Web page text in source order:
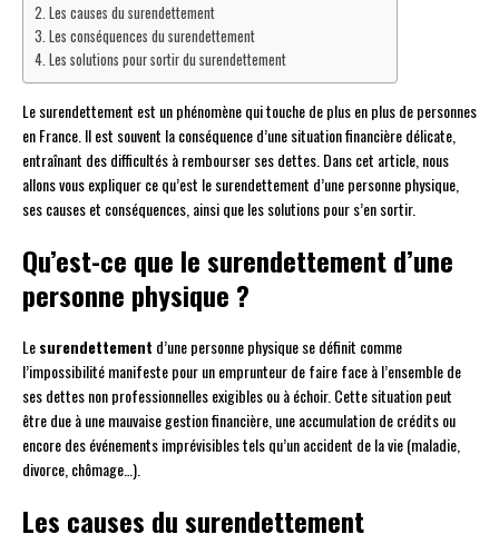
Les causes du surendettement
Les conséquences du surendettement
Les solutions pour sortir du surendettement
Le surendettement est un phénomène qui touche de plus en plus de personnes
en France. Il est souvent la conséquence d’une situation financière délicate,
entraînant des difficultés à rembourser ses dettes. Dans cet article, nous
allons vous expliquer ce qu’est le surendettement d’une personne physique,
ses causes et conséquences, ainsi que les solutions pour s’en sortir.
Qu’est-ce que le surendettement d’une
personne physique ?
Lesurendettement d’une personne physique se définit comme
l’impossibilité manifeste pour un emprunteur de faire face à l’ensemble de
ses dettes non professionnelles exigibles ou à échoir. Cette situation peut
être due à une mauvaise gestion financière, une accumulation de crédits ou
encore des événements imprévisibles tels qu’un accident de la vie (maladie,
divorce, chômage…).
Les causes du surendettement